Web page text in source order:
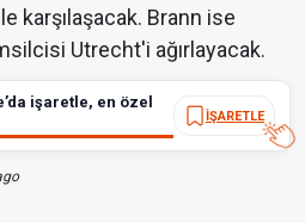
karşılaşacak. Brann ise
Utrecht'i ağırlayacak.
işaretle, en özel
İŞARETLE